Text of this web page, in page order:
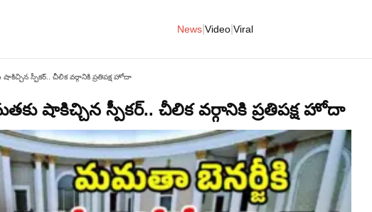
News Video Viral
స్పీకర్.. చీలిక వర్గానికి ప్రతిపక్ష హోదా
షాకిచ్చిన స్పీకర్.. చీలిక వర్గానికి ప్రతిపక్ష హోదా